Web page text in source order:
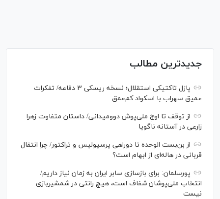
جدیدترین مطالب
پازل تاکتیکی استقلال؛ نسخه ریسکی ۳ دفاعه/ تفکرات
عمیق سهراب با اسکواد کم‌عمق
از توقف تا اوجِ ملی‌پوش دوومیدانی/ داستان متفاوت زهرا
زارعی در آستانه ناگویا
از بن‌بست الوحده تا دوراهی پرسپولیس و تراکتور/ چرا انتقال
قربانی در هاله‌ای از ابهام است؟
پورسلمان: برای بازسازی سابر ایران به زمان نیاز داریم/
انتخاب ملی‌پوشان شفاف است، هیچ رانتی در شمشیربازی
نیست